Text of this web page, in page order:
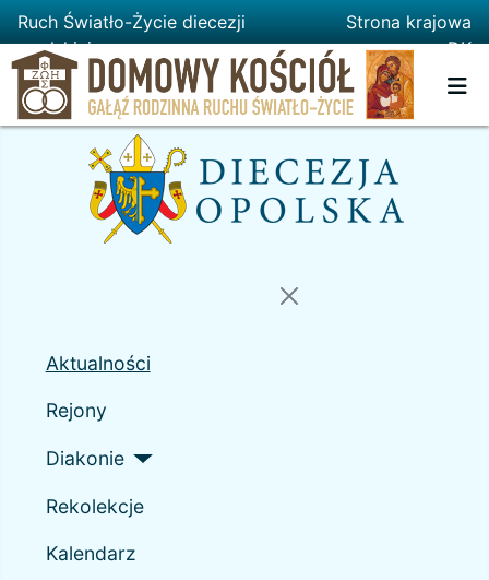
Ruch Światło-Życie diecezji
opolskiej
Strona krajowa
DK
Aktualności
Rejony
Diakonie
Rekolekcje
Kalendarz